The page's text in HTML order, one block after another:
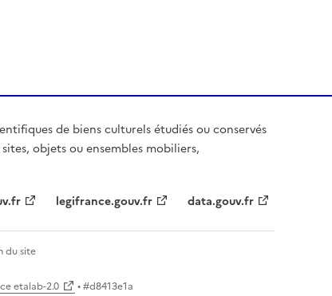
de biens culturels étudiés ou conservés
objets ou ensembles mobiliers,
legifrance.gouv.fr data.gouv.fr
du site
etalab-2.0 • #d8413e1a